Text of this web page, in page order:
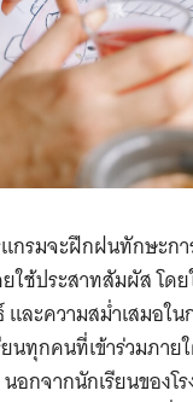
แกรมจะฝึกฝนทักษะก
ใช้ประสาทสัมผัส โด
ละความสม่ำเสมอใน
นทุกคนที่เข้าร่วมภาย
กจากนักเรียนของโร